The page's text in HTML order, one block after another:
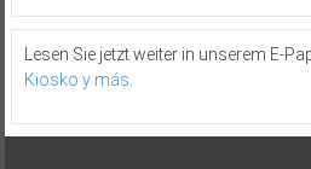
Lesen Sie jetzt weiter in unserem E-
Kiosko y más